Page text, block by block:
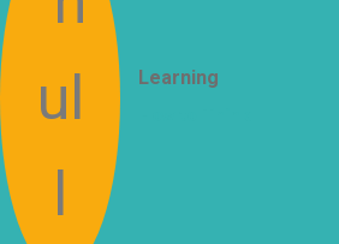
Learning